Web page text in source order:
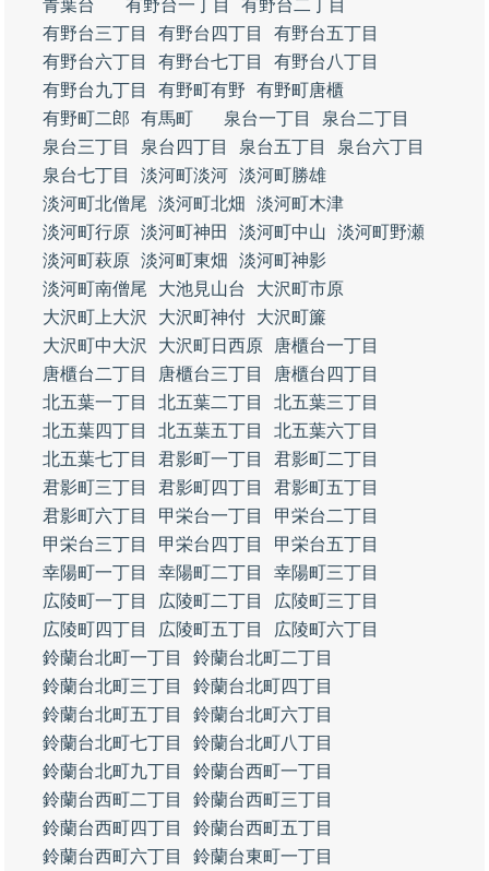
青葉台 有野台一丁目
有野台二丁目
有野台三丁目
有野台四丁目
有野台五丁目
有野台六丁目
有野台七丁目
有野台八丁目
有野台九丁目
有野町有野
有野町唐櫃
有野町二郎
有馬町 泉台一丁目
泉台二丁目
泉台三丁目
泉台四丁目 泉台五丁目
泉台六丁目
泉台七丁目
淡河町淡河 淡河町勝雄
淡河町北僧尾
淡河町北畑
淡河町木津
淡河町行原 淡河町神田 淡河町中山
淡河町野瀬
淡河町萩原 淡河町東畑
淡河町神影
淡河町南僧尾
大池見山台
大沢町市原
大沢町上大沢
大沢町神付
大沢町簾
大沢町中大沢
大沢町日西原
唐櫃台一丁目
唐櫃台二丁目
唐櫃台三丁目
唐櫃台四丁目
北五葉一丁目
北五葉二丁目
北五葉三丁目
北五葉四丁目
北五葉五丁目
北五葉六丁目
北五葉七丁目
君影町一丁目
君影町二丁目
君影町三丁目
君影町四丁目
君影町五丁目
君影町六丁目
甲栄台一丁目
甲栄台二丁目
甲栄台三丁目
甲栄台四丁目
甲栄台五丁目
幸陽町一丁目
幸陽町二丁目
幸陽町三丁目
広陵町一丁目
広陵町二丁目
広陵町三丁目
広陵町四丁目
広陵町五丁目
広陵町六丁目
鈴蘭台北町一丁目
鈴蘭台北町二丁目
鈴蘭台北町三丁目
鈴蘭台北町四丁目
鈴蘭台北町五丁目
鈴蘭台北町六丁目
鈴蘭台北町七丁目
鈴蘭台北町八丁目
鈴蘭台北町九丁目
鈴蘭台西町一丁目
鈴蘭台西町二丁目
鈴蘭台西町三丁目
鈴蘭台西町四丁目
鈴蘭台西町五丁目
鈴蘭台西町六丁目
鈴蘭台東町一丁目